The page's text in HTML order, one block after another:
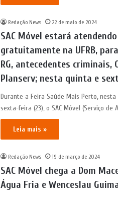
Redação News 22 de maio de 2024
SAC Móvel estará atendendo
gratuitamente na UFRB,
RG, antecedentes criminais,
Planserv; nesta quinta e
Durante a Feira Saúde Mais Perto, nesta
sexta-feira (23), o SAC Móvel (Serviço de
Leia mais »
Redação News 19 de março de 2024
SAC Móvel chega a Dom
Água Fria e Wenceslau